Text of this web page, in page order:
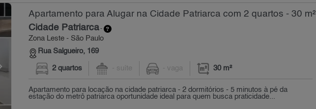
Apartamento para Alugar na Cidade Patriarca com 2 quartos - 30 m²
Cidade Patriarca-
Zona Leste - São Paulo
Rua Salgueiro, 169
2 quartos - suíte - vaga 30 m²
Apartamento para locação na cidade patriarca - 2 dormitórios - 5 minutos à pé da
estação do metrô patriarca oportunidade ideal para quem busca praticidade...